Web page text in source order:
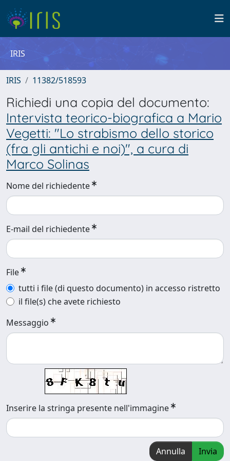
IRIS
IRIS 11382/518593
Richiedi una copia del documento:
Intervista teorico-biografica a Mario
Vegetti: "Lo strabismo dello storico
(fra gli antichi e noi)", a cura di
Marco Solinas
Nome del richiedente
E-mail del richiedente
File
tutti i file (di questo documento) in accesso ristretto
il file(s) che avete richiesto
Messaggio
Inserire la stringa presente nell'immagine
Annulla Invia